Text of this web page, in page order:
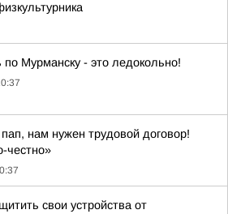
по Мурманску - это ледокольно!
нам нужен трудовой договор!
честно»
свои устройства от